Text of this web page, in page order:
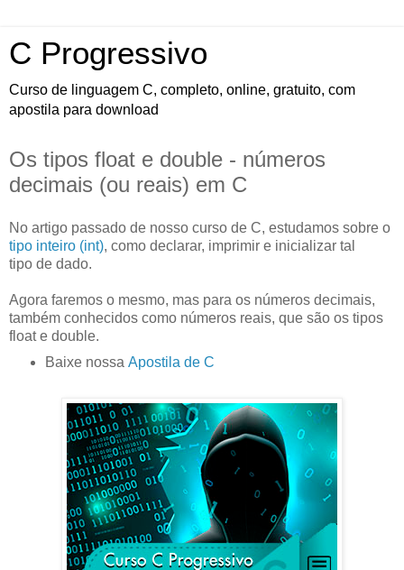
C Progressivo
Curso de linguagem C, completo, online, gratuito, com
apostila para download
Os tipos float e double - números
decimais (ou reais) em C
No artigo passado de nosso curso de C, estudamos sobre o
tipo inteiro (int), como declarar, imprimir e inicializar tal
tipo de dado.
Agora faremos o mesmo, mas para os números decimais,
também conhecidos como números reais, que são os tipos
float e double.
Baixe nossa Apostila de C